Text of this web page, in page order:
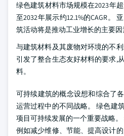
绿色建筑材料市场规模在2023年
至2032年展示约12.1%的CAGR。
筑活动将是推动工业增长的主要因
与建筑材料及其废物对环境的不
引发了整合生态友好材料的要求,
料。
可持续建筑的概念设想和综合了
运营过程中的不同战略。 绿色建
项目可持续发展的一个重要战略
例如减少维修、节能、提高设计